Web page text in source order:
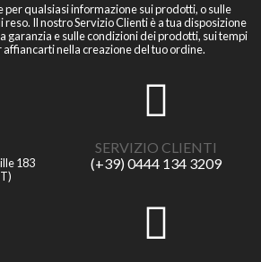
qualsiasi informazione sui prodotti, o sulle
Il nostro Servizio Clienti è a tua disposizione
garanzia e sulle condizioni dei prodotti, sui tempi
affiancarti nella creazione del tuo ordine.
183
SERVIZIO CLIENTI
(+39) 0444 134 3209